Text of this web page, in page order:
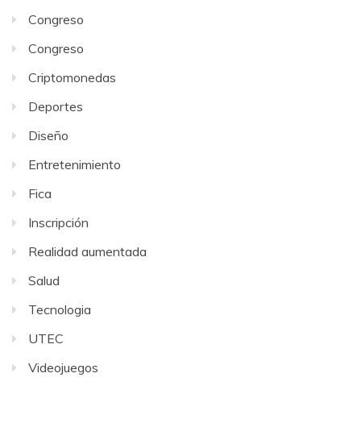
Congreso
Congreso
Criptomonedas
Deportes
Diseño
Entretenimiento
Fica
Inscripción
Realidad aumentada
Salud
Tecnologia
UTEC
Videojuegos